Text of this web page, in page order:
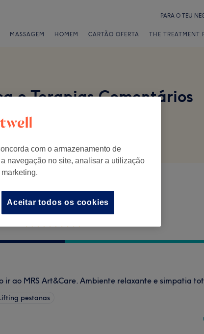
PARA O TEU
MASSAGEM HOMEM CARTÃO OFERTA THE TREATMENT
e Terapias Comentários
Empregados
ir ao MRS Art&Care. Ambiente relaxante e simpatia
pestanas
com o armazenamento de
navegação no site, analisar a utilização
Aceitar todos os cookies